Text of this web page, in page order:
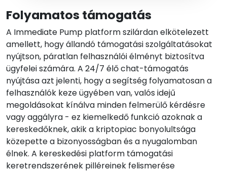
Folyamatos támogatás
A Immediate Pump platform szilárdan elkötelezett
amellett, hogy állandó támogatási szolgáltatásokat
nyújtson, páratlan felhasználói élményt biztosítva
ügyfelei számára. A 24/7 élő chat-támogatás
nyújtása azt jelenti, hogy a segítség folyamatosan a
felhasználók keze ügyében van, valós idejű
megoldásokat kínálva minden felmerülő kérdésre
vagy aggályra - ez kiemelkedő funkció azoknak a
kereskedőknek, akik a kriptopiac bonyolultsága
közepette a bizonyosságban és a nyugalomban
élnek. A kereskedési platform támogatási
keretrendszerének pilléreinek felismerése